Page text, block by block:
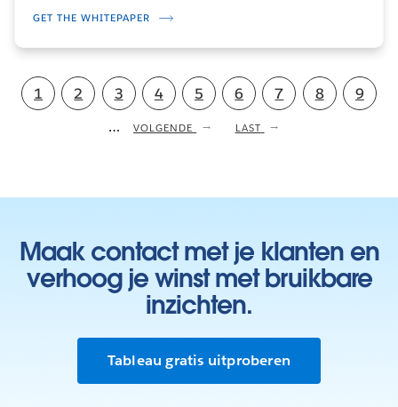
strategie…
GET THE WHITEPAPER
Pagination
Current
1 Pagina
2 Pagina
3 Pagina
4 Pagina
5 Pagina
6 Pagina
7 Pagina
8
9
…
NEXT
VOLGENDE
LAST
LAST
Maak contact met je klanten en
verhoog je winst met bruikbare
inzichten.
Tableau gratis uitproberen